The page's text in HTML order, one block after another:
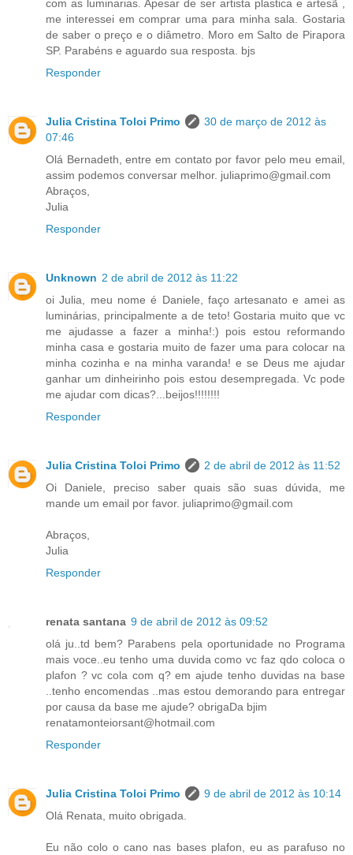
com as luminarias. Apesar de ser artista plastica e artesã ,
me interessei em comprar uma para minha sala. Gostaria
de saber o preço e o diâmetro. Moro em Salto de Pirapora
SP. Parabéns e aguardo sua resposta. bjs
Responder
Julia Cristina Toloi Primo
30 de março de 2012 às
07:46
Olá Bernadeth, entre em contato por favor pelo meu email,
assim podemos conversar melhor. juliaprimo@gmail.com
Abraços,
Julia
Responder
Unknown 2 de abril de 2012 às 11:22
oi Julia, meu nome é Daniele, faço artesanato e amei as
luminárias, principalmente a de teto! Gostaria muito que vc
me ajudasse a fazer a minha!:) pois estou reformando
minha casa e gostaria muito de fazer uma para colocar na
minha cozinha e na minha varanda! e se Deus me ajudar
ganhar um dinheirinho pois estou desempregada. Vc pode
me ajudar com dicas?...beijos!!!!!!!!
Responder
Julia Cristina Toloi Primo
2 de abril de 2012 às 11:52
Oi Daniele, preciso saber quais são suas dúvida, me
mande um email por favor. juliaprimo@gmail.com
Abraços,
Julia
Responder
renata santana 9 de abril de 2012 às 09:52
olá ju..td bem? Parabens pela oportunidade no Programa
mais voce..eu tenho uma duvida como vc faz qdo coloca o
plafon ? vc cola com q? em ajude tenho duvidas na base
..tenho encomendas ..mas estou demorando para entregar
por causa da base me ajude? obrigaDa bjim
renatamonteiorsant@hotmail.com
Responder
Julia Cristina Toloi Primo
9 de abril de 2012 às 10:14
Olá Renata, muito obrigada.
Eu não colo o cano nas bases plafon, eu as parafuso no